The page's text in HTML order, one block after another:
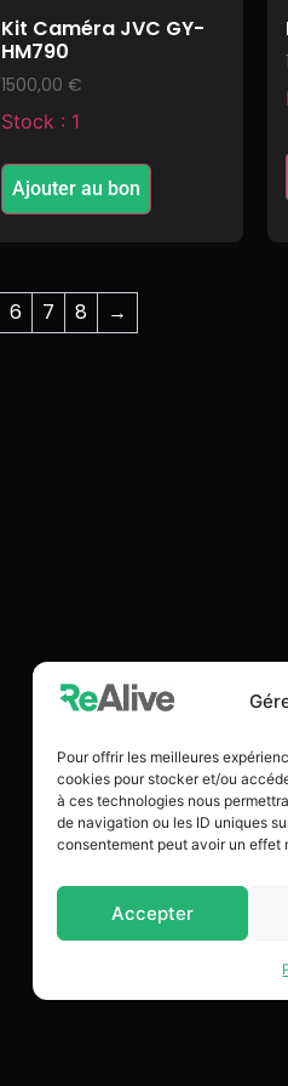
Pour offrir les meilleures
cookies pour stocker et/ou
à ces technologies nous
de navigation ou les ID uniques
consentement peut avoir un
Accepter
Kit Caméra JVC GY-
HM790
1500,00 €
Stock : 1
Ajouter au bon
6 7 8 →